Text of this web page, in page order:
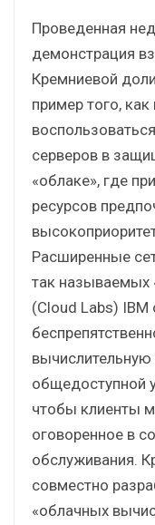
Проведенная
демонстрация
Кремниевой
пример того,
серверов в
«облаке», где
ресурсов
Расширенные
так называемых
(Cloud Labs)
вычислительную
общедоступной
чтобы клиенты
оговоренное в
обслуживания.
совместно
«облачных